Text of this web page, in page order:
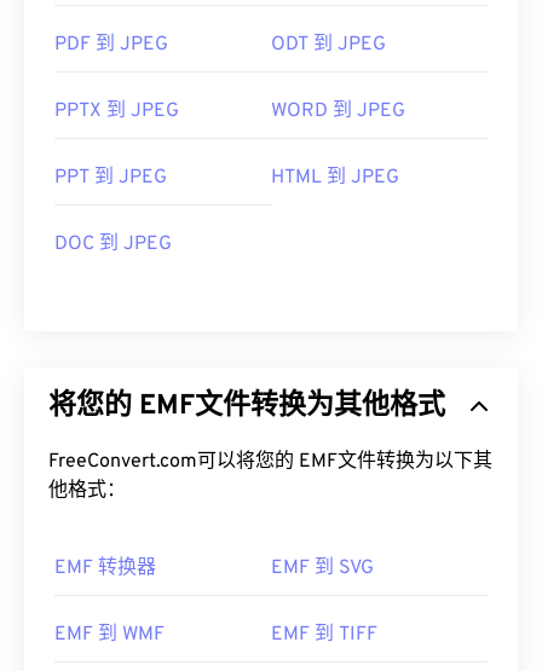
PDF 到 JPEG ODT 到 JPEG
PPTX 到 JPEG WORD 到 JPEG
PPT 到 JPEG HTML 到 JPEG
DOC 到 JPEG
将您的 EMF文件转换为其他格式
FreeConvert.com可以将您的 EMF文件转换为以下其
他格式：
EMF 转换器 EMF 到 SVG
EMF 到 WMF EMF 到 TIFF